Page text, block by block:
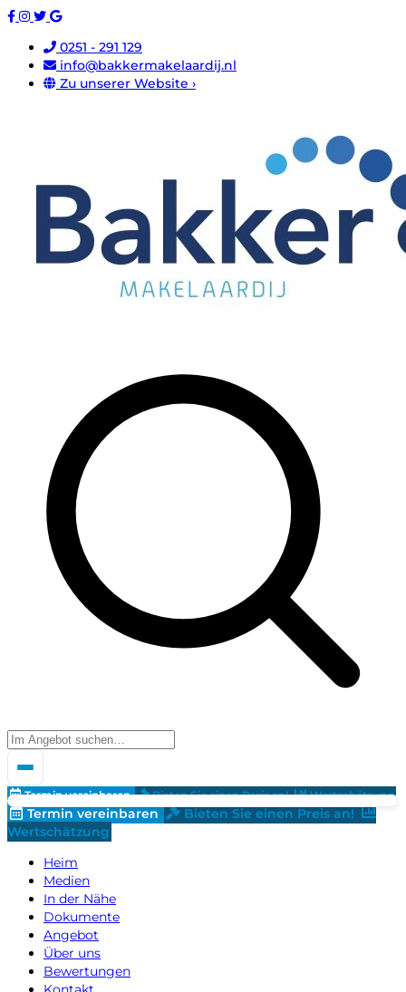
0251 - 291 129
info@bakkermakelaardij.nl
Zu unserer Website ›
Termin vereinbaren Bieten Sie einen Preis an! Wertschätzung
Termin vereinbaren
Bieten Sie einen Preis an!
Wertschätzung
Heim
Medien
In der Nähe
Dokumente
Angebot
Über uns
Bewertungen